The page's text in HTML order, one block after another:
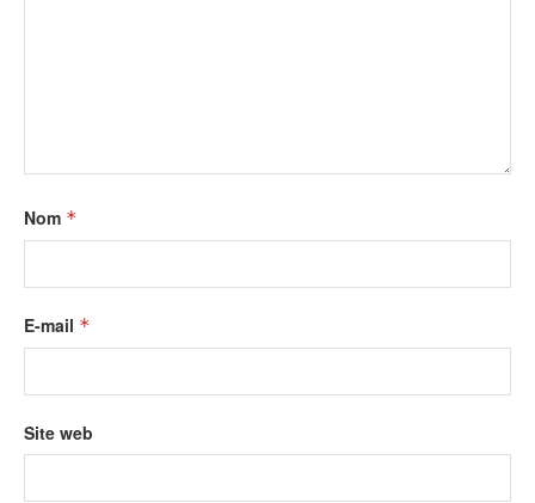
Nom *
E-mail *
Site web